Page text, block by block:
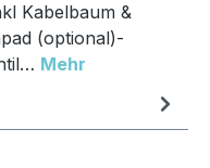
Kabelbaum &
(optional)-
Mehr